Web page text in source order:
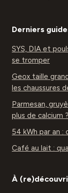
Derniers
SYS, DIA et
se tromper
Geox taille
les chaussures
Parmesan,
plus de calcium ?
54 kWh par an :
Café au lait :
À